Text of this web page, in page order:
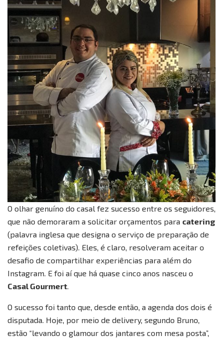
O olhar genuíno do casal fez sucesso entre os seguidores,
que não demoraram a solicitar orçamentos para catering
(palavra inglesa que designa o serviço de preparação de
refeições coletivas). Eles, é claro, resolveram aceitar o
desafio de compartilhar experiências para além do
Instagram. E foi aí que há quase cinco anos nasceu o
Casal Gourmert.
O sucesso foi tanto que, desde então, a agenda dos dois é
disputada. Hoje, por meio de delivery, segundo Bruno,
estão “levando o glamour dos jantares com mesa posta”,